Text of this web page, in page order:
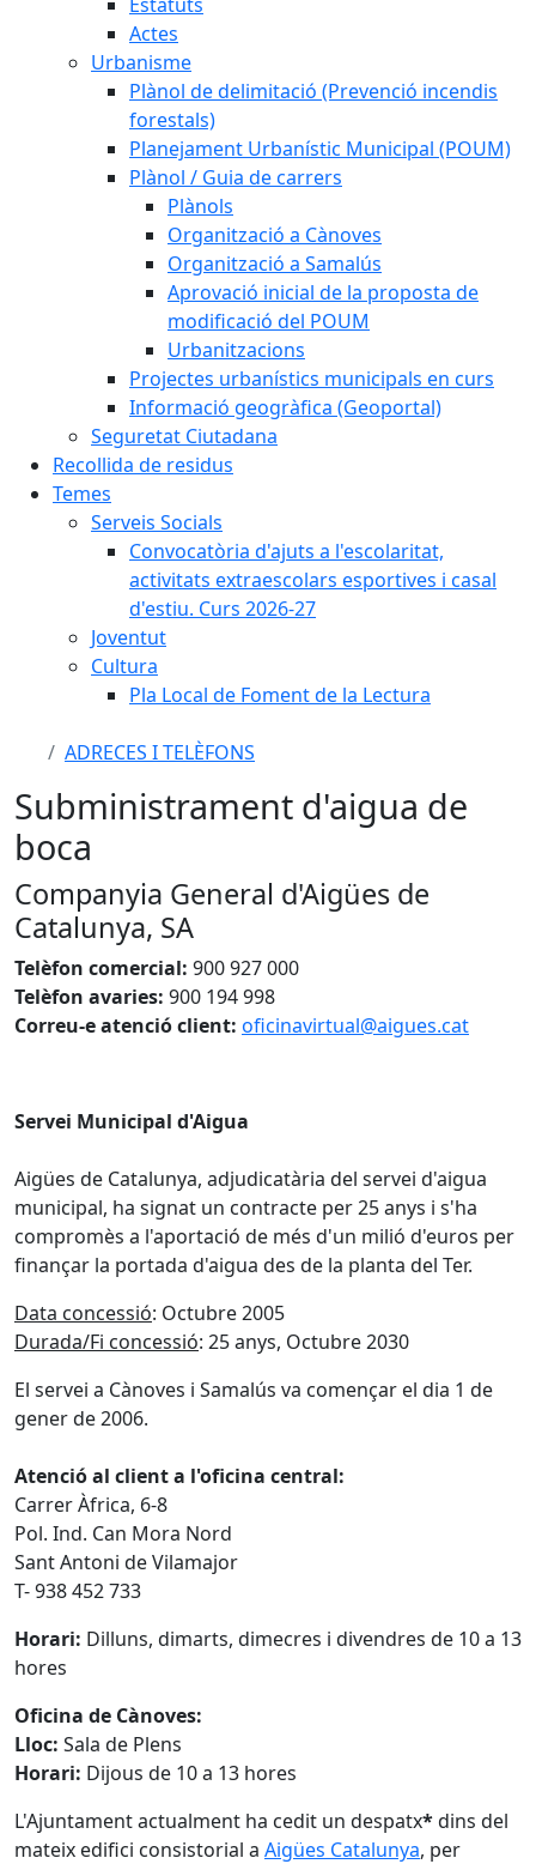
Actes
Urbanisme
Plànol de delimitació (Prevenció incendis
forestals)
Planejament Urbanístic Municipal (POUM)
Plànol / Guia de carrers
Plànols
Organització a Cànoves
Organització a Samalús
Aprovació inicial de la proposta de
modificació del POUM
Urbanitzacions
Projectes urbanístics municipals en curs
Informació geogràfica (Geoportal)
Seguretat Ciutadana
Recollida de residus
Temes
Serveis Socials
Convocatòria d'ajuts a l'escolaritat,
activitats extraescolars esportives i casal
d'estiu. Curs 2026-27
Joventut
Cultura
Pla Local de Foment de la Lectura
ADRECES I TELÈFONS
Subministrament d'aigua de
boca
Companyia General d'Aigües de
Catalunya, SA
Telèfon comercial: 900 927 000
Telèfon avaries: 900 194 998
Correu-e atenció client: oficinavirtual@aigues.cat
Servei Municipal d'Aigua
Aigües de Catalunya, adjudicatària del servei d'aigua
municipal, ha signat un contracte per 25 anys i s'ha
compromès a l'aportació de més d'un milió d'euros per
finançar la portada d'aigua des de la planta del Ter.
Data concessió: Octubre 2005
Durada/Fi concessió: 25 anys, Octubre 2030
El servei a Cànoves i Samalús va començar el dia 1 de
gener de 2006.
Atenció al client a l'oficina central:
Carrer Àfrica, 6-8
Pol. Ind. Can Mora Nord
Sant Antoni de Vilamajor
T- 938 452 733
Horari: Dilluns, dimarts, dimecres i divendres de 10 a 13
hores
Oficina de Cànoves:
Lloc: Sala de Plens
Horari: Dijous de 10 a 13 hores
L'Ajuntament actualment ha cedit un despatx*dins del
mateix edifici consistorial a Aigües Catalunya, per